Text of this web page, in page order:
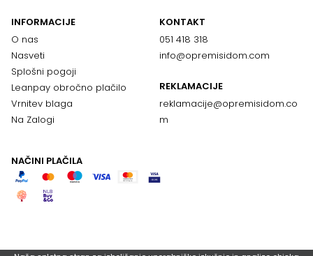
INFORMACIJE
O nas
Nasveti
Splošni pogoji
Leanpay obročno plačilo
Vrnitev blaga
Na Zalogi
KONTAKT
051 418 318
info@opremisidom.com
REKLAMACIJE
reklamacije@opremisidom.co
m
NAČINI PLAČILA